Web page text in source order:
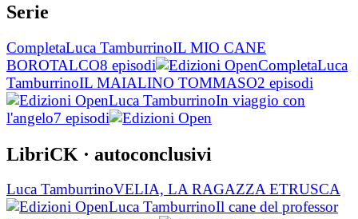
Serie
CompletaLuca TamburrinoIL MIO CANE
BOROTALCO8 episodi CompletaLuca
TamburrinoIL MAIALINO TOMMASO2 episodi
Luca TamburrinoIn viaggio con
l'angelo7 episodi
LibriCK · autoconclusivi
Luca TamburrinoVELIA, LA RAGAZZA ETRUSCA
Luca TamburrinoIl cane del professor